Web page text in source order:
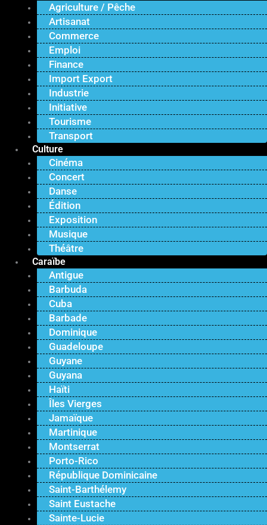
Agriculture / Pêche
Artisanat
Commerce
Emploi
Finance
Import Export
Industrie
Initiative
Tourisme
Transport
Culture
Cinéma
Concert
Danse
Édition
Exposition
Musique
Théâtre
Caraïbe
Antigue
Barbuda
Cuba
Barbade
Dominique
Guadeloupe
Guyane
Guyana
Haïti
Îles Vierges
Jamaïque
Martinique
Montserrat
Porto-Rico
République Dominicaine
Saint-Barthélemy
Saint Eustache
Sainte-Lucie